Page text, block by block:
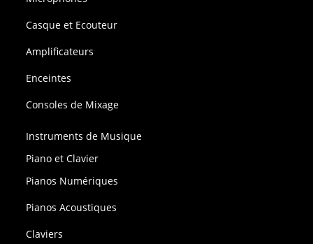
Casque et Ecouteur
Amplificateurs
Enceintes
Consoles de Mixage
Instruments de Musique
Piano et Clavier
Pianos Numériques
Pianos Acoustiques
Claviers